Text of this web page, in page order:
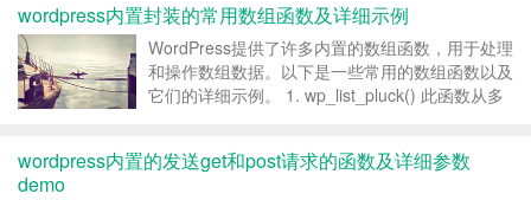
wordpress内置封装的常用数组函数及详细示例
WordPress提供了许多内置的数组函数，用于处理
和操作数组数据。以下是一些常用的数组函数以及
它们的详细示例。 1. wp_list_pluck() 此函数从多
$field：要提取...
wordpress内置的发送get和post请求的函数及详细参数
demo